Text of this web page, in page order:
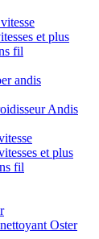
et plus
fil
andis
Andis
et plus
fil
Oster